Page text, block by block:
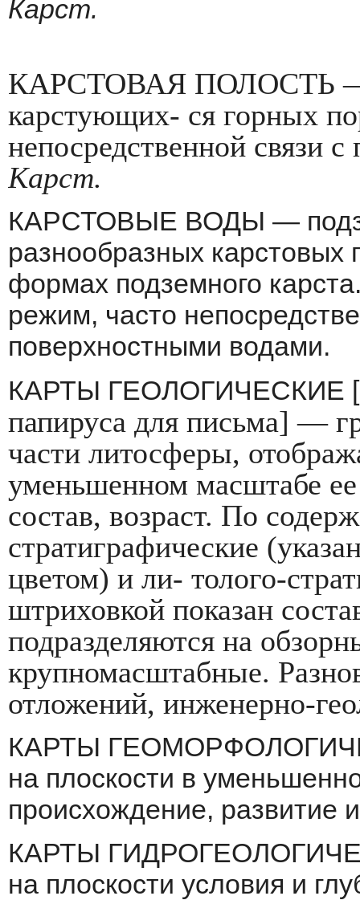
Карст.
КАРСТОВАЯ ПОЛОСТЬ —
карстующих- ся горных
непосредственной связи
Карст.
КАРСТОВЫЕ ВОДЫ —
разно­образных карстовых
формах подземного
режим, часто
поверхностными водами.
КАРТЫ ГЕОЛОГИЧЕСКИЕ
папиру­са для письма] —
части литосферы,
уменьшенном масштабе ее
состав, возраст. По
стратиграфические
цветом) и ли- толого-
штриховкой показан
подразделяются на
крупномасштабные.
отложений, ин­женерно-
КАРТЫ
на плоскости в
происхождение, раз­витие
КАРТЫ
на плоскости условия и